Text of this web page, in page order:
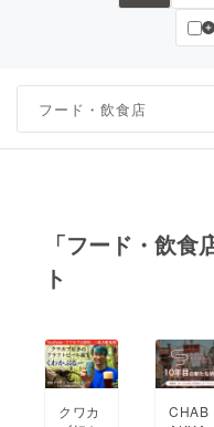
アート・写真
テクノロジー
CAMPFIRE for
CAMPFIREふるさ
「フード・飲
ト
クワカ
CHAB